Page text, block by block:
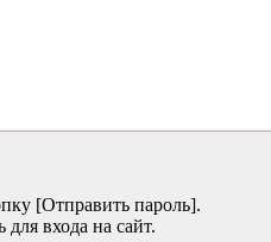
[Отправить пароль].
входа на сайт.